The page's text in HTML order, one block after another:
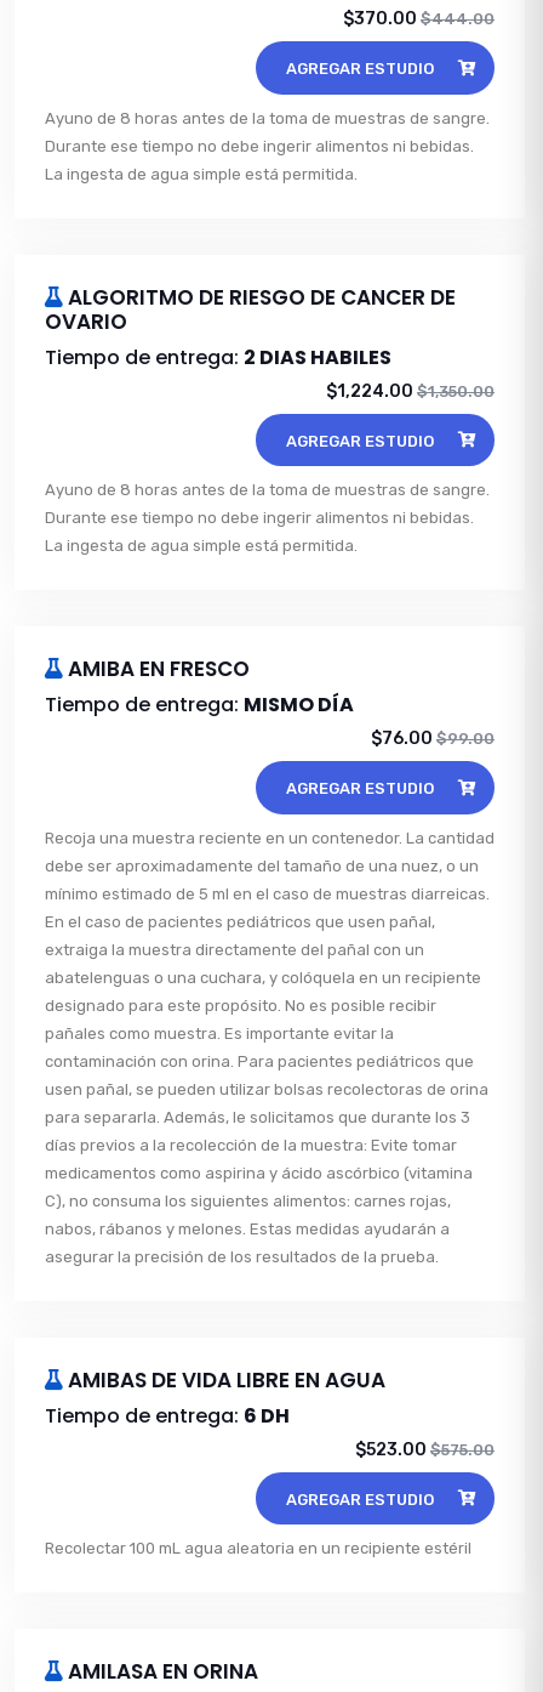
$370.00 $444.00
AGREGAR ESTUDIO
Ayuno de 8 horas antes de la toma de muestras de sangre.
Durante ese tiempo no debe ingerir alimentos ni bebidas.
La ingesta de agua simple está permitida.
ALGORITMO DE RIESGO DE CANCER DE
OVARIO
Tiempo de entrega: 2 DIAS HABILES
$1,224.00 $1,350.00
AGREGAR ESTUDIO
Ayuno de 8 horas antes de la toma de muestras de sangre.
Durante ese tiempo no debe ingerir alimentos ni bebidas.
La ingesta de agua simple está permitida.
AMIBA EN FRESCO
Tiempo de entrega: MISMO DÍA
$76.00 $99.00
AGREGAR ESTUDIO
Recoja una muestra reciente en un contenedor. La cantidad
debe ser aproximadamente del tamaño de una nuez, o un
mínimo estimado de 5 ml en el caso de muestras diarreicas.
En el caso de pacientes pediátricos que usen pañal,
extraiga la muestra directamente del pañal con un
abatelenguas o una cuchara, y colóquela en un recipiente
designado para este propósito. No es posible recibir
pañales como muestra. Es importante evitar la
contaminación con orina. Para pacientes pediátricos que
usen pañal, se pueden utilizar bolsas recolectoras de orina
para separarla. Además, le solicitamos que durante los 3
días previos a la recolección de la muestra: Evite tomar
medicamentos como aspirina y ácido ascórbico (vitamina
C), no consuma los siguientes alimentos: carnes rojas,
nabos, rábanos y melones. Estas medidas ayudarán a
asegurar la precisión de los resultados de la prueba.
AMIBAS DE VIDA LIBRE EN AGUA
Tiempo de entrega: 6 DH
$523.00 $575.00
AGREGAR ESTUDIO
Recolectar 100 mL agua aleatoria en un recipiente estéril
AMILASA EN ORINA